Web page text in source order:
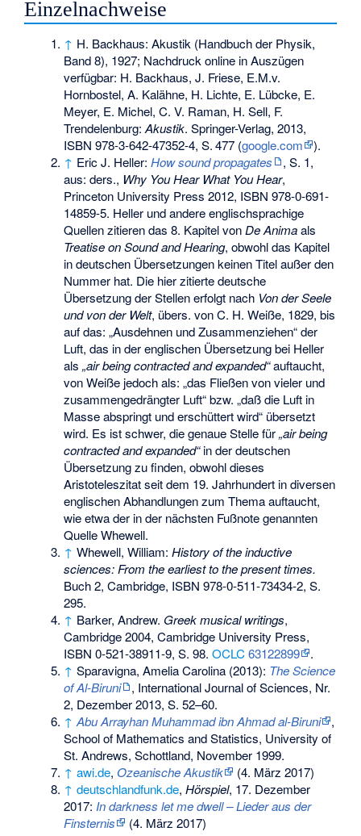
Einzelnachweise
↑ H. Backhaus: Akustik (Handbuch der Physik,
Band 8), 1927; Nachdruck online in Auszügen
verfügbar: H. Backhaus, J. Friese, E.M.v.
Hornbostel, A. Kalähne, H. Lichte, E. Lübcke, E.
Meyer, E. Michel, C. V. Raman, H. Sell, F.
Trendelenburg:Akustik. Springer-Verlag, 2013,
ISBN 978-3-642-47352-4,S.477 (google.com
).
↑ Eric J. Heller:How sound propagates
, S. 1,
aus: ders., Why You Hear What You Hear,
Princeton University Press 2012, ISBN 978-0-691-
14859-5. Heller und andere englischsprachige
Quellen zitieren das 8. Kapitel vonDe Animaals
Treatise on Sound and Hearing, obwohl das Kapitel
in deutschen Übersetzungen keinen Titel außer den
Nummer hat. Die hier zitierte deutsche
Übersetzung der Stellen erfolgt nach Von der Seele
und von der Welt, übers. von C. H. Weiße, 1829, bis
auf das: „Ausdehnen und Zusammenziehen“ der
Luft, das in der englischen Übersetzung bei Heller
als„air being contracted and expanded“auftaucht,
von Weiße jedoch als: „das Fließen von vieler und
zusammengedrängter Luft“ bzw. „daß die Luft in
Masse abspringt und erschüttert wird“ übersetzt
wird. Es ist schwer, die genaue Stelle für„air being
contracted and expanded“in der deutschen
Übersetzung zu finden, obwohl dieses
Aristoteleszitat seit dem 19. Jahrhundert in diversen
englischen Abhandlungen zum Thema auftaucht,
wie etwa der in der nächsten Fußnote genannten
Quelle Whewell.
↑ Whewell, William:History of the inductive
sciences: From the earliest to the present times.
Buch 2, Cambridge, ISBN 978-0-511-73434-2, S.
295.
↑ Barker, Andrew. Greek musical writings,
Cambridge 2004, Cambridge University Press,
ISBN 0-521-38911-9, S. 98.OCLC63122899
.
↑ Sparavigna, Amelia Carolina (2013): The Science
of Al-Biruni
, International Journal of Sciences, Nr.
2, Dezember 2013, S. 52–60.
↑ Abu Arrayhan Muhammad ibn Ahmad al-Biruni
,
School of Mathematics and Statistics, University of
St. Andrews, Schottland, November 1999.
↑ awi.de,Ozeanische Akustik
(4. März 2017)
↑ deutschlandfunk.de,Hörspiel, 17. Dezember
2017:In darkness let me dwell – Lieder aus der
Finsternis
(4. März 2017)